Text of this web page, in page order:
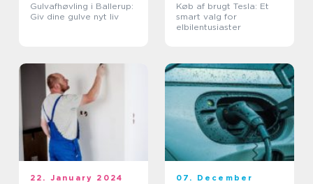
Gulvafhøvling i Ballerup:
Giv dine gulve nyt liv
Køb af brugt Tesla: Et
smart valg for
elbilentusiaster
22. January 2024
07. December